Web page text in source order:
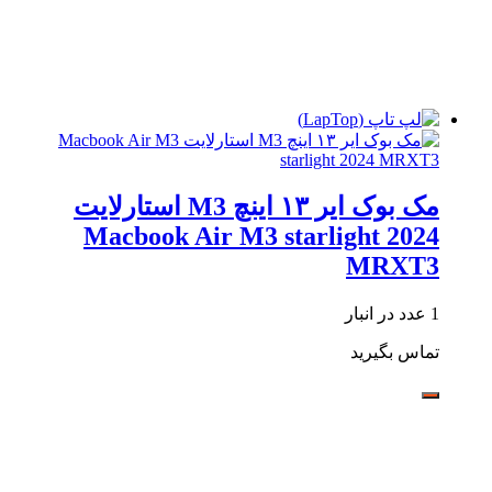
مک بوک ایر ۱۳ اینچ M3 استارلایت
Macbook Air M3 starlight 2024
MRXT3
1 عدد در انبار
تماس بگیرید